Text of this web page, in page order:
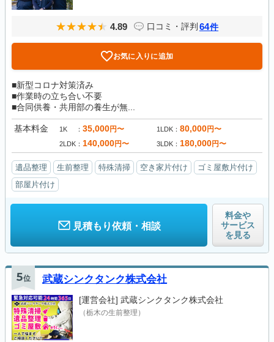
4.89 口コミ・評判 64件
お気に入りに追加
■新型コロナ対策済み
■作業時の立ち合い不要
■合同供養・共用部の養生が無...
基本料金 1K 35,000円〜 1LDK 80,000円〜
2LDK 140,000円〜 3LDK 180,000円〜
遺品整理 生前整理 特殊清掃 空き家片付け
ゴミ屋敷片付け
部屋片付け
見積もり依頼・相談
料金や
サービス
を見る
5位 武蔵シンクタンク株式会社
[運営会社] 武蔵シンクタンク株式会社
（栃木の生前整理）